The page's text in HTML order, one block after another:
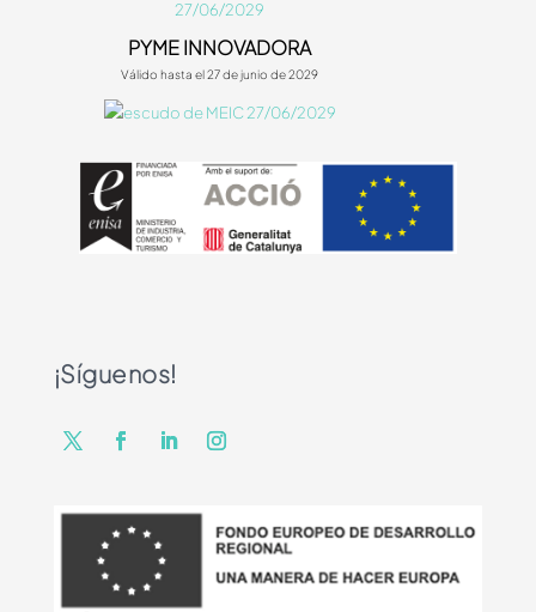
PYME INNOVADORA
Válido hasta el 27 de junio de 2029
¡Síguenos!